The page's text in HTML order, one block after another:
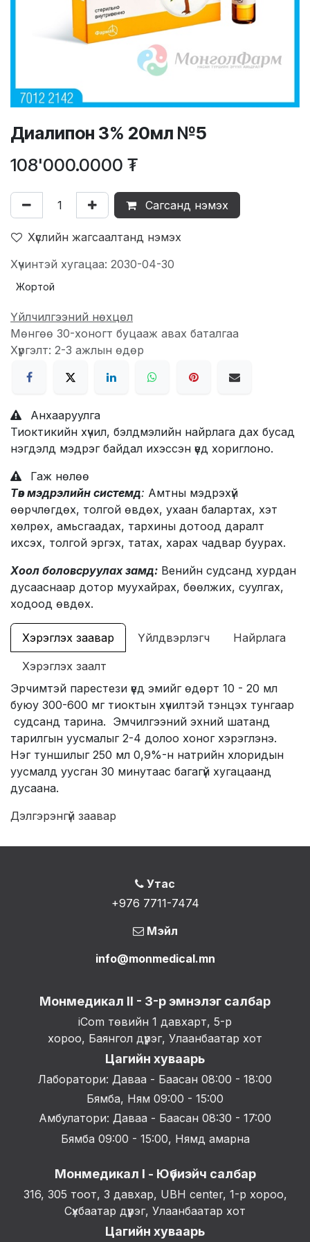
Диалипон 3% 20мл №5
108'000.0000 ₮
Сагсанд нэмэх
Хүслийн жагсаалтанд нэмэх
Хүчинтэй хугацаа: 2030-04-30
Жортой
Үйлчилгээний нөхцөл
Мөнгөө 30-хоногт буцааж авах баталгаа
Хүргэлт: 2-3 ажлын өдөр
Анхааруулга
Тиоктикийн хүчил, бэлдмэлийн найрлага дах бусад
нэгдэлд мэдрэг байдал ихэссэн үед хориглоно.
Гаж нөлөө
Төв мэдрэлийн системд: Амтны мэдрэхүй
өөрчлөгдөх, толгой өвдөх, ухаан балартах, хэт
хөлрөх, амьсгаадах, тархины дотоод даралт
ихсэх, толгой эргэх, татах, харах чадвар буурах.
Хоол боловсруулах замд: Венийн судсанд хурдан
дусааснаар дотор муухайрах, бөөлжих, суулгах,
ходоод өвдөх.
Хэрэглэх заавар Үйлдвэрлэгч Найрлага
Хэрэглэх заалт
Эрчимтэй парестези үед эмийг өдөрт 10 - 20 мл
буюу 300-600 мг тиоктын хүчилтэй тэнцэх тунгаар
судсанд тарина. Эмчилгээний эхний шатанд
тарилгын уусмалыг 2-4 долоо хоног хэрэглэнэ.
Нэг туншилыг 250 мл 0,9%-н натрийн хлоридын
уусмалд уусган 30 минутаас багагүй хугацаанд
дусаана.
Дэлгэрэнгүй заавар
Утас
+976 7711-7474
Мэйл
info@monmedical.mn
Монмедикал II - 3-р эмнэлэг салбар
iCom төвийн 1 давхарт, 5-р
хороо, Баянгол дүүрэг, Улаанбаатар хот
Цагийн хуваарь
Лаборатори: Даваа - Баасан 08:00 - 18:00
Бямба, Ням 09:00 - 15:00
Амбулатори: Даваа - Баасан 08:30 - 17:00
Бямба 09:00 - 15:00, Нямд амарна
Монмедикал I - Юүбиэйч салбар
316, 305 тоот, 3 давхар, UBH center, 1-р хороо,
Сүхбаатар дүүрэг, Улаанбаатар хот
Цагийн хуваарь